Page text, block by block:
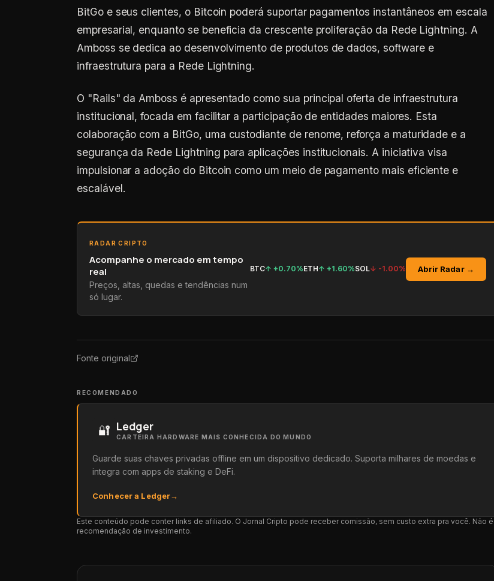
BitGo e seus clientes, o Bitcoin poderá suportar pagamentos instantâneos em escala
empresarial, enquanto se beneficia da crescente proliferação da Rede Lightning. A
Amboss se dedica ao desenvolvimento de produtos de dados, software e
infraestrutura para a Rede Lightning.
O "Rails" da Amboss é apresentado como sua principal oferta de infraestrutura
institucional, focada em facilitar a participação de entidades maiores. Esta
colaboração com a BitGo, uma custodiante de renome, reforça a maturidade e a
segurança da Rede Lightning para aplicações institucionais. A iniciativa visa
impulsionar a adoção do Bitcoin como um meio de pagamento mais eficiente e
escalável.
Acompanhe o mercado em tempo
real
Preços, altas, quedas e tendências num
só lugar.
BTC ↑ +0.70% ETH ↑ +1.60% SOL ↓ -1.00% Abrir Radar →
Fonte original
🔐 Ledger
CARTEIRA HARDWARE MAIS CONHECIDA DO MUNDO
Guarde suas chaves privadas offline em um dispositivo dedicado. Suporta milhares de moedas e
integra com apps de staking e DeFi.
Este conteúdo pode conter links de afiliado. O Jornal Cripto pode receber comissão, sem custo extra pra você. Não é
recomendação de investimento.